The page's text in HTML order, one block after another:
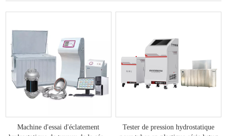
Machine d'essai d'éclatement
Tester de pression hydrostatique